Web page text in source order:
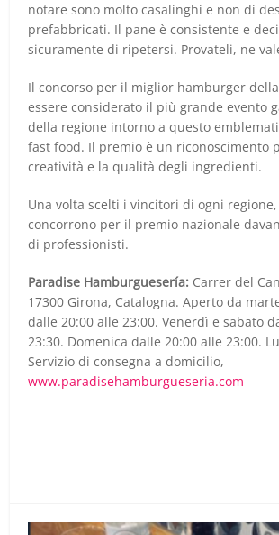
notare sono molto casalinghi e non di
prefabbricati. Il pane è consistente e
sicuramente di ripetersi. Provateli, ne
Il concorso per il miglior hamburger
essere considerato il più grande evento
della regione intorno a questo
fast food. Il premio è un riconoscimento
creatività e la qualità degli ingredienti.
Una volta scelti i vincitori di ogni regione,
concorrono per il premio nazionale
di professionisti.
Paradise Hamburguesería: Carrer del
17300 Girona, Catalogna. Aperto da
dalle 20:00 alle 23:00. Venerdì e sabato
23:30. Domenica dalle 20:00 alle 23:00.
Servizio di consegna a domicilio,
www.paradisehamburgueseria.com